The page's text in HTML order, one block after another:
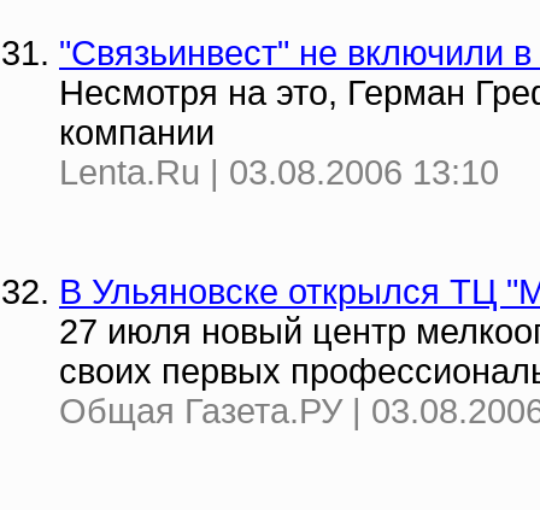
"Связьинвест" не включили
Несмотря на это, Герман
компании
Lenta.Ru | 03.08.2006 13:10
В Ульяновске открылся ТЦ
27 июля новый центр
своих первых
Общая Газета.РУ |